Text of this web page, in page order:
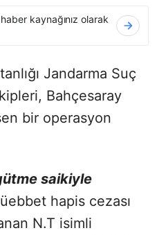
kaynağınız olarak
Jandarma Suç
Bahçesaray
bir operasyon
saikiyle
hapis cezası
N.T isimli